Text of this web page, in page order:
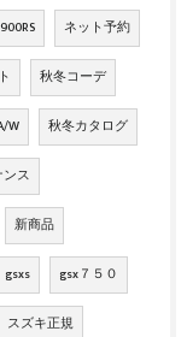
ネット予約
秋冬コーデ
W 秋冬カタログ
ス
新商品
gsxs gsx７５０
スズキ正規